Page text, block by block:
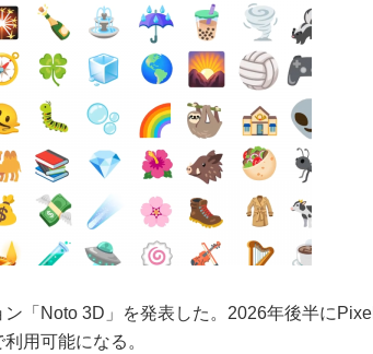
「Noto 3D」を発表した。2026年後半にPixel
用可能になる。